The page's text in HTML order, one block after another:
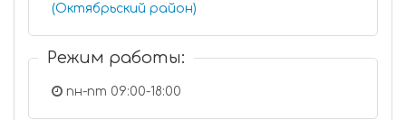
(Октябрьский район)
Режим работы:
пн-пт 09:00-18:00